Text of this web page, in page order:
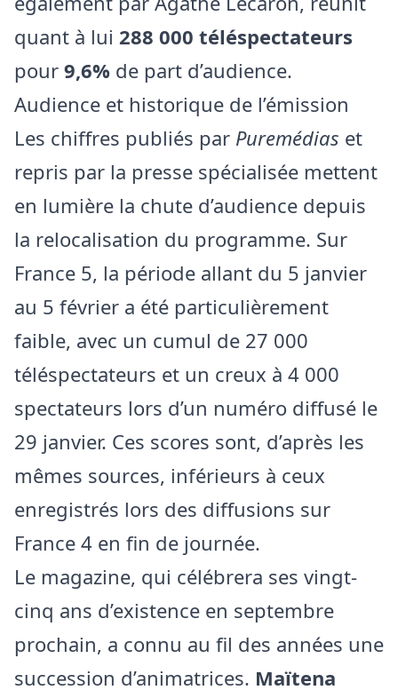
quant à lui 288 000 téléspectateurs
pour 9,6% de part d’audience.
Audience et historique de l’émission
Les chiffres publiés par Puremédias et
repris par la presse spécialisée mettent
en lumière la chute d’audience depuis
la relocalisation du programme. Sur
France 5, la période allant du 5 janvier
au 5 février a été particulièrement
faible, avec un cumul de 27 000
téléspectateurs et un creux à 4 000
spectateurs lors d’un numéro diffusé le
29 janvier. Ces scores sont, d’après les
mêmes sources, inférieurs à ceux
enregistrés lors des diffusions sur
France 4 en fin de journée.
Le magazine, qui célébrera ses vingt-
cinq ans d’existence en septembre
prochain, a connu au fil des années une
succession d’animatrices. Maïtena